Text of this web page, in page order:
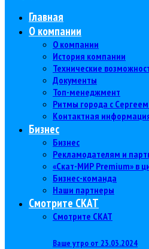
Главная
О компании
О компании
История компании
Технические
Документы
Топ-менеджмент
Ритмы города с
Контактная
Бизнес
Бизнес
Рекламодателям и
«Скат-МИР Premium» в
Бизнес-команда
Наши партнеры
Смотрите СКАТ
Смотрите СКАТ
Ваше утро от 23.03.2024